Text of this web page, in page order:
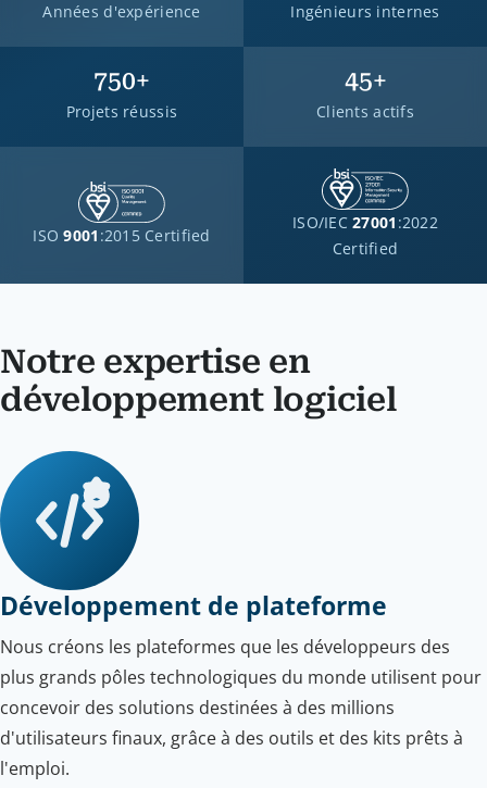
Années d'expérience Ingénieurs internes
750+
Projets réussis
45+
Clients actifs
ISO9001 :2015 Certified
ISO/IEC27001 :2022
Certified
Notre expertise en
développement logiciel
Développement de plateforme
Nous créons les plateformes que les développeurs des
plus grands pôles technologiques du monde utilisent pour
concevoir des solutions destinées à des millions
d'utilisateurs finaux, grâce à des outils et des kits prêts à
l'emploi.